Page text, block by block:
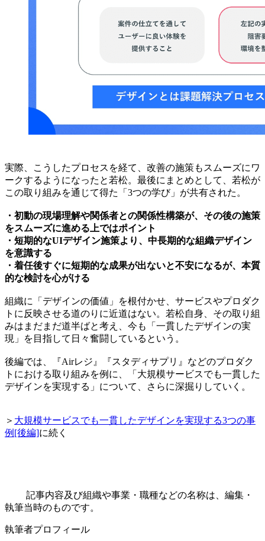
実際、こうしたプロセスを経て、改善の施策もスムーズにワ
ークするようになったと若松。最後にまとめとして、若松が
この取り組みを通じて得た「3つの学び」が共有された。
・初動の現場理解や関係者との関係性構築が、その後の施策
をスムーズに進める上ではポイント
・短期的なUIデザイン施策より、中長期的な組織デザイン
を意識する
・着任後すぐに短期的な成果が出ないと不安になるが、本質
的な検討を心がける
組織に「デザインの価値」を根付かせ、サービスやプロダク
トに反映させる道のりに近道はない。若松自身、その取り組
みはまだまだ道半ばと考え、今も「一貫したデザインの実
現」を目指して日々奮闘しているという。
後編では、『Airレジ』『スタディサプリ』などのプロダク
トにおける取り組みを例に、「大規模サービスでも一貫した
デザインを実現する」について、さらに深掘りしていく。
＞ 大規模サービスでも一貫したデザインを実現する3つの事
例[後編]に続く
記事内容及び組織や事業・職種などの名称は、編集・
執筆当時のものです。
執筆者プロフィール